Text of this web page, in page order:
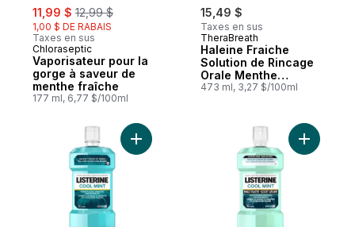
sale:
11,99 $ , formerly:
12,99 $
1,00 $ DE RABAIS
Taxes en sus
Chloraseptic
Vaporisateur pour la
gorge à saveur de
menthe fraîche
177 ml, 6,77 $/100ml
15,49 $
Taxes en sus
TheraBreath
Haleine Fraiche
Solution de Rincage
Orale Menthe
Glacee
473 ml, 3,27 $/100ml
Ajouter Rince-bouche antiseptique Cool
Ajouter